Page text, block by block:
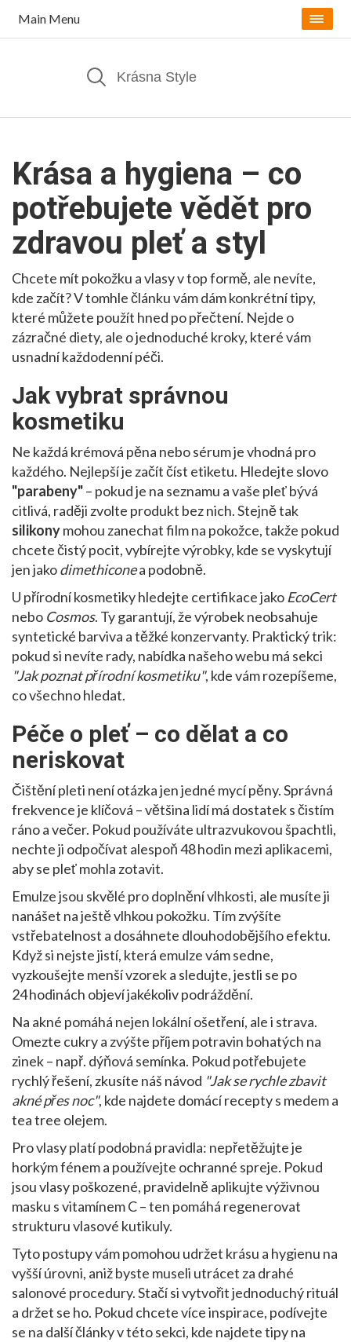
Main Menu
Krása a hygiena – co
potřebujete vědět pro
zdravou pleť a styl
Chcete mít pokožku a vlasy v top formě, ale nevíte,
kde začít? V tomhle článku vám dám konkrétní tipy,
které můžete použít hned po přečtení. Nejde o
zázračné diety, ale o jednoduché kroky, které vám
usnadní každodenní péči.
Jak vybrat správnou
kosmetiku
Ne každá krémová pěna nebo sérum je vhodná pro
každého. Nejlepší je začít číst etiketu. Hledejte slovo
"parabeny"– pokud je na seznamu a vaše pleť bývá
citlivá, raději zvolte produkt bez nich. Stejně tak
silikonymohou zanechat film na pokožce, takže pokud
chcete čistý pocit, vybírejte výrobky, kde se vyskytují
jen jakodimethiconea podobně.
U přírodní kosmetiky hledejte certifikace jako EcoCert
nebo Cosmos. Ty garantují, že výrobek neobsahuje
syntetické barviva a těžké konzervanty. Praktický trik:
pokud si nevíte rady, nabídka našeho webu má sekci
"Jak poznat přírodní kosmetiku", kde vám rozepíšeme,
co všechno hledat.
Péče o pleť – co dělat a co
neriskovat
Čištění pleti není otázka jen jedné mycí pěny. Správná
frekvence je klíčová – většina lidí má dostatek s čistím
ráno a večer. Pokud používáte ultrazvukovou špachtli,
nechte ji odpočívat alespoň 48 hodin mezi aplikacemi,
aby se pleť mohla zotavit.
Emulze jsou skvělé pro doplnění vlhkosti, ale musíte ji
nanášet na ještě vlhkou pokožku. Tím zvýšíte
vstřebatelnost a dosáhnete dlouhodobějšího efektu.
Když si nejste jistí, která emulze vám sedne,
vyzkoušejte menší vzorek a sledujte, jestli se po
24 hodinách objeví jakékoliv podráždění.
Na akné pomáhá nejen lokální ošetření, ale i strava.
Omezte cukry a zvýšte příjem potravin bohatých na
zinek – např. dýňová semínka. Pokud potřebujete
rychlý řešení, zkusíte náš návod "Jak se rychle zbavit
akné přes noc", kde najdete domácí recepty s medem a
tea tree olejem.
Pro vlasy platí podobná pravidla: nepřetěžujte je
horkým fénem a používejte ochranné spreje. Pokud
jsou vlasy poškozené, pravidelně aplikujte výživnou
masku s vitamínem C – ten pomáhá regenerovat
strukturu vlasové kutikuly.
Tyto postupy vám pomohou udržet krásu a hygienu na
vyšší úrovni, aniž byste museli utrácet za drahé
salonové procedury. Stačí si vytvořit jednoduchý rituál
a držet se ho. Pokud chcete více inspirace, podívejte
se na další články v této sekci, kde najdete tipy na